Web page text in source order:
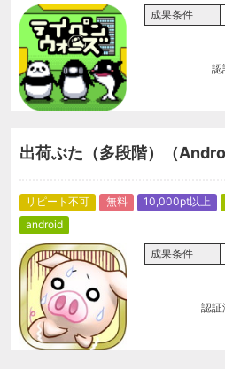
成果条件
認
出荷ぶた（多段階）（
リピート不可 無料 10,000pt以上
android
成果条件
認証